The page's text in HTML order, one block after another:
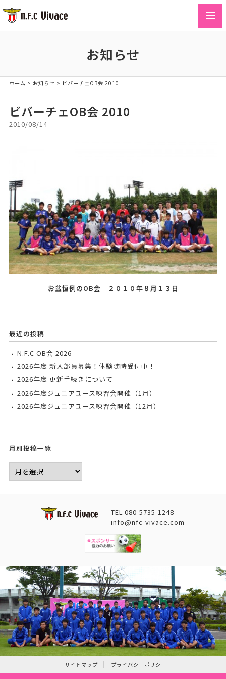
お知らせ
ホーム > お知らせ > ビバーチェOB会 2010
ビバーチェOB会 2010
2010/08/14
お盆恒例のOB会 ２０１０年８月１３日
最近の投稿
N.F.C OB会 2026
2026年度 新入部員募集！体験随時受付中！
2026年度 更新手続きについて
2026年度ジュニアユース練習会開催（1月）
2026年度ジュニアユース練習会開催（12月）
月別投稿一覧
TEL 080-5735-1248
info@nfc-vivace.com
サイトマップ プライバシーポリシー